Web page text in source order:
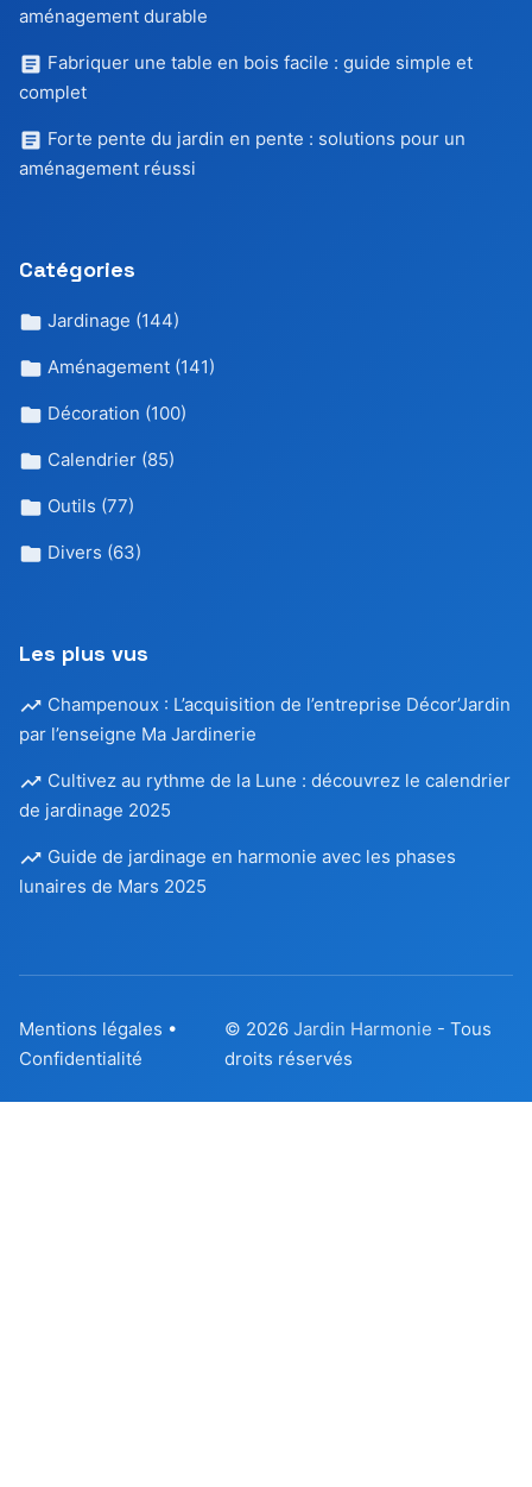
aménagement durable
Fabriquer une table en bois facile : guide simple et
complet
Forte pente du jardin en pente : solutions pour un
aménagement réussi
Catégories
Jardinage (144)
Aménagement (141)
Décoration (100)
Calendrier (85)
Outils (77)
Divers (63)
Les plus vus
Champenoux : L’acquisition de l’entreprise Décor’Jardin
par l’enseigne Ma Jardinerie
Cultivez au rythme de la Lune : découvrez le calendrier
de jardinage 2025
Guide de jardinage en harmonie avec les phases
lunaires de Mars 2025
Mentions légales •
Confidentialité
© 2026Jardin Harmonie - Tous
droits réservés